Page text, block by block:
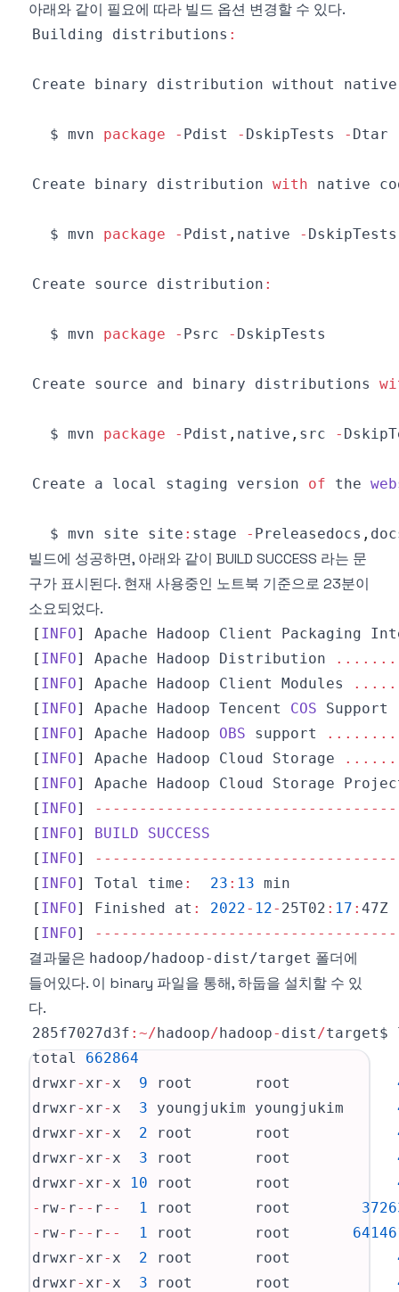
아래와 같이 필요에 따라 빌드 옵션 변경할 수 있다.
Building distributions :
Create binary distribution without
  $ mvn
package - Pdist - DskipTests - Dtar
Create binary distribution with native
  $ mvn
package - Pdist , native - DskipTests
Create source distribution :
  $ mvn
package - Psrc - DskipTests
Create source and binary distributions
  $ mvn
package - Pdist , native , src -
Create a local staging version of the
  $ mvn site site
: stage - Preleasedocs ,
빌드에 성공하면, 아래와 같이 BUILD SUCCESS 라는 문
구가 표시된다. 현재 사용중인 노트북 기준으로 23분이
소요되었다.
[ INFO] Apache Hadoop Client Packaging
[ INFO] Apache Hadoop Distribution ... ...
[ INFO] Apache Hadoop Client Modules ...
[ INFO] Apache Hadoop Tencent COS Support
[ INFO] Apache Hadoop OBS support ... ...
[ INFO] Apache Hadoop Cloud Storage ... ...
[ INFO] Apache Hadoop Cloud Storage
[ INFO] -- -- -- -- -- -- -- -- -- -- -- -- -- -- -- -- --
[ INFO] BUILD
SUCCESS
[ INFO] -- -- -- -- -- -- -- -- -- -- -- -- -- -- -- -- --
[ INFO] Total time : 23 : 13
[ INFO] Finished at : 2022- 12- 25T02 : 17 :
[ INFO] -- -- -- -- -- -- -- -- -- -- -- -- -- -- -- -- --
결과물은 hadoop/hadoop-dist/target 폴더에
들어있다. 이 binary 파일을 통해, 하둡을 설치할 수 있
다.
285f7027d3f : ~/hadoop/hadoop- dist/
total 662864
drwxr- xr- x 9 root       root
drwxr- xr- x 3 youngjukim youngjukim
drwxr- xr- x 2 root       root
drwxr- xr- x 3 root       root
drwxr- xr- x 10 root       root
- rw- r-- r-- 1 root       root
- rw- r-- r-- 1 root       root
drwxr- xr- x 2 root       root
drwxr- xr- x 3 root       root